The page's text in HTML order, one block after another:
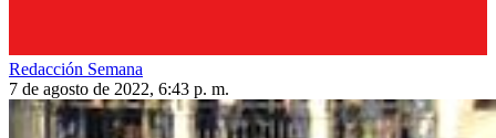
Redacción Semana
7 de agosto de 2022, 6:43 p. m.